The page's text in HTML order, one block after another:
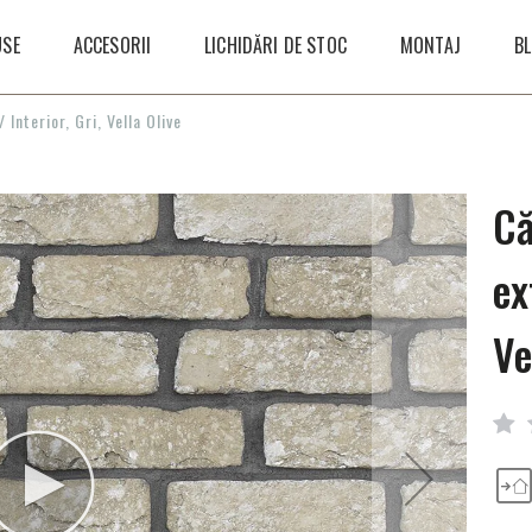
ACCESORII LICHIDĂRI DE STOC MONTAJ
Interior, Gri, Vella Olive